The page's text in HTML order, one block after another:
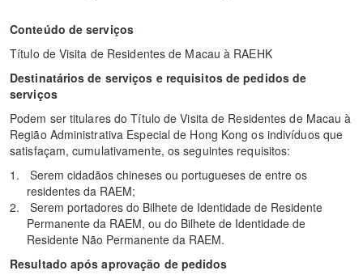
Conteúdo de serviços
Título de Visita de Residentes de Macau à RAEHK
Destinatários de serviços e requisitos de pedidos de
serviços
Podem ser titulares do Título de Visita de Residentes de Macau à
Região Administrativa Especial de Hong Kong os indivíduos que
satisfaçam, cumulativamente, os seguintes requisitos:
Serem cidadãos chineses ou portugueses de entre os
residentes da RAEM;
Serem portadores do Bilhete de Identidade de Residente
Permanente da RAEM, ou do Bilhete de Identidade de
Residente Não Permanente da RAEM.
Resultado após aprovação de pedidos